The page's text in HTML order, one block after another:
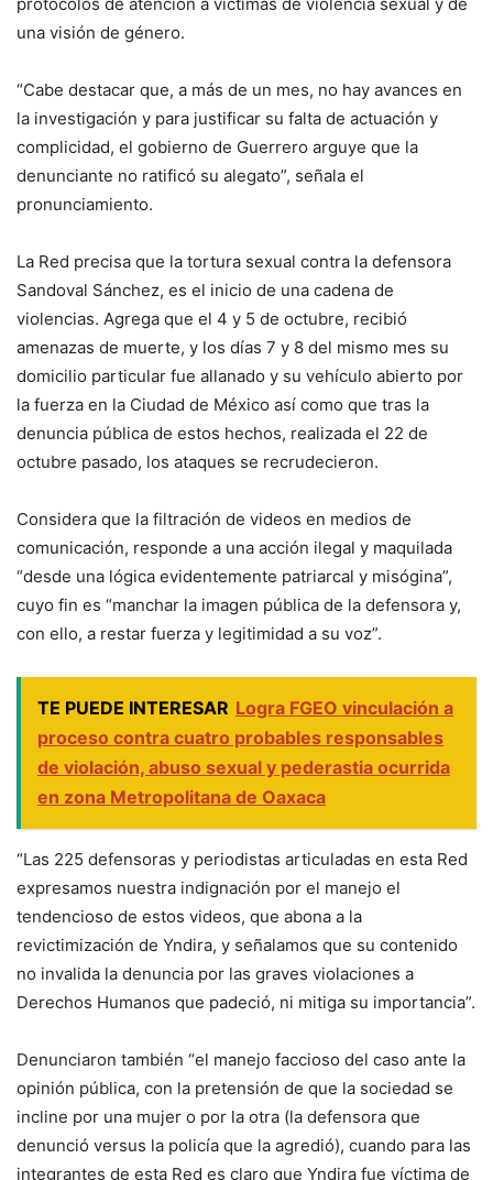
una visión de género.
“Cabe destacar que, a más de un mes, no hay avances en
la investigación y para justificar su falta de actuación y
complicidad, el gobierno de Guerrero arguye que la
denunciante no ratificó su alegato”, señala el
pronunciamiento.
La Red precisa que la tortura sexual contra la defensora
Sandoval Sánchez, es el inicio de una cadena de
violencias. Agrega que el 4 y 5 de octubre, recibió
amenazas de muerte, y los días 7 y 8 del mismo mes su
domicilio particular fue allanado y su vehículo abierto por
la fuerza en la Ciudad de México así como que tras la
denuncia pública de estos hechos, realizada el 22 de
octubre pasado, los ataques se recrudecieron.
Considera que la filtración de videos en medios de
comunicación, responde a una acción ilegal y maquilada
“desde una lógica evidentemente patriarcal y misógina”,
cuyo fin es “manchar la imagen pública de la defensora y,
con ello, a restar fuerza y legitimidad a su voz”.
TE PUEDE INTERESAR Logra FGEO vinculación a
proceso contra cuatro probables responsables
de violación, abuso sexual y pederastia ocurrida
en zona Metropolitana de Oaxaca
“Las 225 defensoras y periodistas articuladas en esta Red
expresamos nuestra indignación por el manejo el
tendencioso de estos videos, que abona a la
revictimización de Yndira, y señalamos que su contenido
no invalida la denuncia por las graves violaciones a
Derechos Humanos que padeció, ni mitiga su importancia”.
Denunciaron también “el manejo faccioso del caso ante la
opinión pública, con la pretensión de que la sociedad se
incline por una mujer o por la otra (la defensora que
denunció versus la policía que la agredió), cuando para las
integrantes de esta Red es claro que Yndira fue víctima de